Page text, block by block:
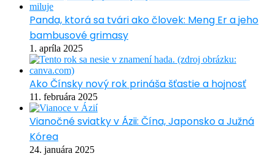
Panda, ktorá sa tvári ako človek: Meng Er a jeho
bambusové grimasy
1. apríla 2025
Ako Čínsky nový rok prináša šťastie a hojnosť
11. februára 2025
Vianočné sviatky v Ázii: Čína, Japonsko a Južná
Kórea
24. januára 2025